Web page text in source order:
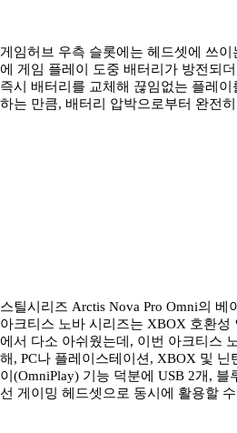
게임허브 우측 슬롯에는 헤드셋에 쓰
에 게임 플레이 도중 배터리가 방전되
즉시 배터리를 교체해 끊임없는 플레
하는 만큼, 배터리 압박으로부터 완전
스틸시리즈 Arctis Nova Pro Omni의
아크티스 노바 시리즈는 XBOX 호환
에서 다소 아쉬웠는데, 이번 아크티스
해, PC나 플레이스테이션, XBOX 및
이(OmniPlay) 기능 덕분에 USB 2개,
선 게이밍 헤드셋으로 동시에 활용할